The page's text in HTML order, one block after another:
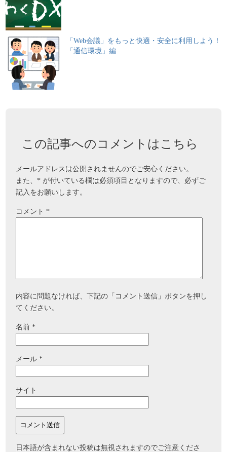
「Web会議」をもっと快適・安全に利用しよう！
「通信環境」編
この記事へのコメントはこちら
メールアドレスは公開されませんのでご安心ください。
また、* が付いている欄は必須項目となりますので、必ずご
記入をお願いします。
コメント*
内容に問題なければ、下記の「コメント送信」ボタンを押し
てください。
名前*
メール*
サイト
日本語が含まれない投稿は無視されますのでご注意くださ